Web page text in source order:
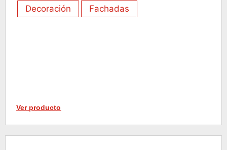
Decoración Fachadas
Ver producto